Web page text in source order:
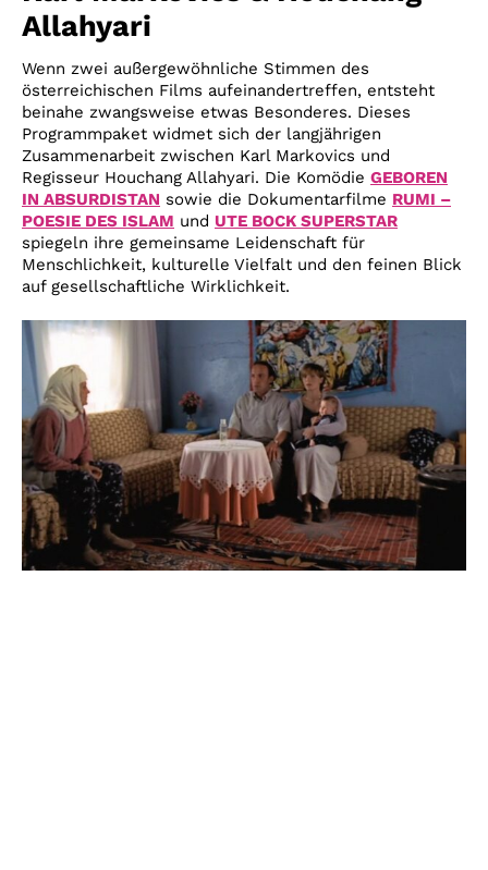
Allahyari
Wenn zwei außergewöhnliche Stimmen des
österreichischen Films aufeinandertreffen, entsteht
beinahe zwangsweise etwas Besonderes. Dieses
Programmpaket widmet sich der langjährigen
Zusammenarbeit zwischen Karl Markovics und
Regisseur Houchang Allahyari. Die Komödie GEBOREN
IN ABSURDISTAN sowie die Dokumentarfilme RUMI –
POESIE DES ISLAM und UTE BOCK SUPERSTAR
spiegeln ihre gemeinsame Leidenschaft für
Menschlichkeit, kulturelle Vielfalt und den feinen Blick
auf gesellschaftliche Wirklichkeit.